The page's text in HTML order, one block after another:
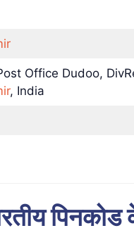
Office Dudoo,
, India
पिनकोड